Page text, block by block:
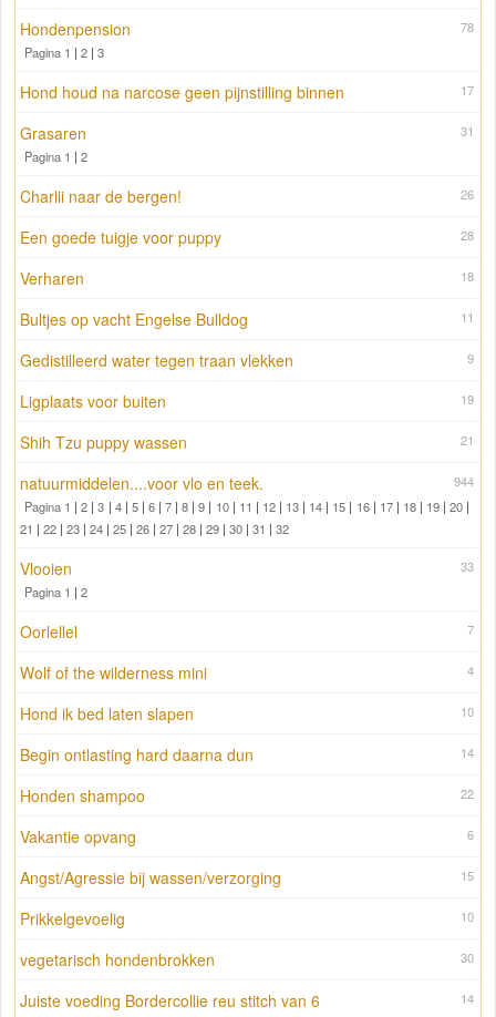
78
Hondenpension
Pagina 1 | 2 | 3
17
Hond houd na narcose geen pijnstilling binnen
31
Grasaren
Pagina 1 | 2
26
Charlii naar de bergen!
28
Een goede tuigje voor puppy
18
Verharen
11
Bultjes op vacht Engelse Bulldog
9
Gedistilleerd water tegen traan vlekken
19
Ligplaats voor buiten
21
Shih Tzu puppy wassen
944
natuurmiddelen....voor vlo en teek.
Pagina 1 |2 |3 | 4| 5| 6|7 |8 |9 | 10| 11 | 12| 13 | 14 | 15 | 16| 17| 18| 19|20 |
21 | 22 | 23 | 24 | 25 | 26 | 27 | 28 | 29 | 30 | 31 | 32
33
Vlooien
Pagina 1 | 2
7
Oorlellel
4
Wolf of the wilderness mini
10
Hond ik bed laten slapen
14
Begin ontlasting hard daarna dun
22
Honden shampoo
6
Vakantie opvang
15
Angst/Agressie bij wassen/verzorging
10
Prikkelgevoelig
30
vegetarisch hondenbrokken
14
Juiste voeding Bordercollie reu stitch van 6